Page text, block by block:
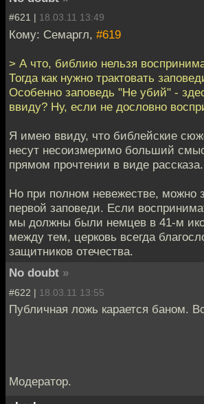
#621 | 18.03.11 13:49
Кому: Семаргл, #619
> А что, библию нельзя
Тогда как нужно трактовать
Особенно заповедь "Не убий" -
ввиду? Ну, если не дословно
Я имею ввиду, что библейские
несут несоизмеримо больший
прямом прочтении в виде рассказа.
Но при полном невежестве, можно
первой заповеди. Если
мы должны были немцев в 41-м
между тем, церковь всегда
защитников отечества.
No doubt »
#622 | 18.03.11 13:55
Публичная ложь карается баном.
Модератор.